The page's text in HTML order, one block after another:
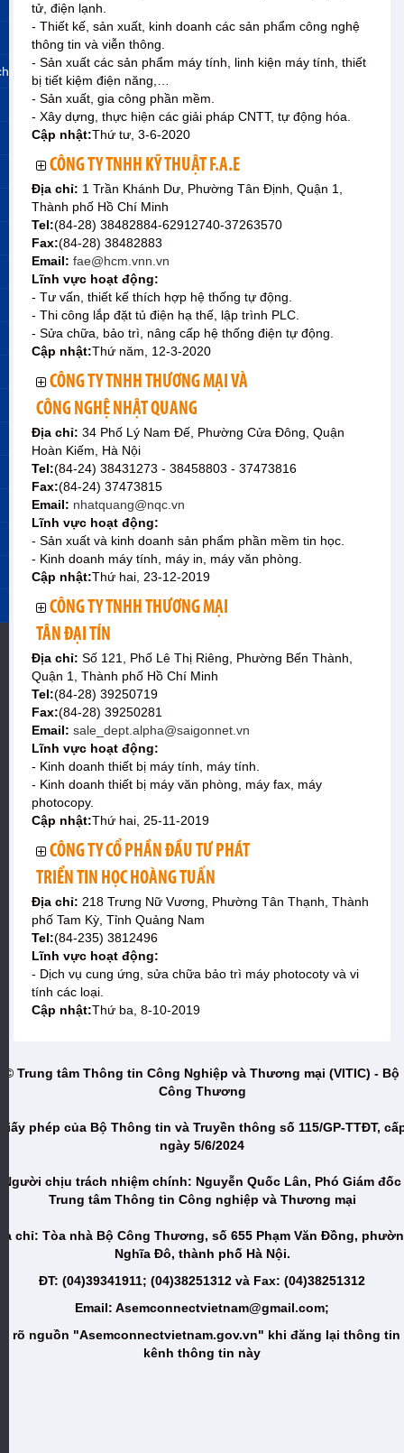
tử, điện lạnh.
- Thiết kế, sản xuất, kinh doanh các sản phẩm công nghệ
thông tin và viễn thông.
- Sản xuất các sản phẩm máy tính, linh kiện máy tính, thiết
bị tiết kiệm điện năng,…
- Sản xuất, gia công phần mềm.
- Xây dựng, thực hiện các giải pháp CNTT, tự động hóa.
Cập nhật:Thứ tư, 3-6-2020
CÔNG TY TNHH KỸ THUẬT F.A.E
Địa chỉ: 1 Trần Khánh Dư, Phường Tân Định, Quận 1,
Thành phố Hồ Chí Minh
Tel:(84-28) 38482884-62912740-37263570
Fax:(84-28) 38482883
Email: fae@hcm.vnn.vn
Lĩnh vực hoạt động:
- Tư vấn, thiết kế thích hợp hệ thống tự động.
- Thi công lắp đặt tủ điện hạ thế, lập trình PLC.
- Sửa chữa, bảo trì, nâng cấp hệ thống điện tự động.
Cập nhật:Thứ năm, 12-3-2020
CÔNG TY TNHH THƯƠNG MẠI VÀ
CÔNG NGHỆ NHẬT QUANG
Địa chỉ: 34 Phố Lý Nam Đế, Phường Cửa Đông, Quận
Hoàn Kiếm, Hà Nội
Tel:(84-24) 38431273 - 38458803 - 37473816
Fax:(84-24) 37473815
Email: nhatquang@nqc.vn
Lĩnh vực hoạt động:
- Sản xuất và kinh doanh sản phẩm phần mềm tin học.
- Kinh doanh máy tính, máy in, máy văn phòng.
Cập nhật:Thứ hai, 23-12-2019
CÔNG TY TNHH THƯƠNG MẠI
TÂN ĐẠI TÍN
Địa chỉ: Số 121, Phố Lê Thị Riêng, Phường Bến Thành,
Quận 1, Thành phố Hồ Chí Minh
Tel:(84-28) 39250719
Fax:(84-28) 39250281
Email: sale_dept.alpha@saigonnet.vn
Lĩnh vực hoạt động:
- Kinh doanh thiết bị máy tính, máy tính.
- Kinh doanh thiết bị máy văn phòng, máy fax, máy
photocopy.
Cập nhật:Thứ hai, 25-11-2019
CÔNG TY CỔ PHẦN ĐẦU TƯ PHÁT
TRIỂN TIN HỌC HOÀNG TUẤN
Địa chỉ: 218 Trưng Nữ Vương, Phường Tân Thạnh, Thành
phố Tam Kỳ, Tỉnh Quảng Nam
Tel:(84-235) 3812496
Lĩnh vực hoạt động:
- Dịch vụ cung ứng, sửa chữa bảo trì máy photocoty và vi
tính các loại.
Cập nhật:Thứ ba, 8-10-2019
© Trung tâm Thông tin Công Nghiệp và Thương mại (VITIC) - Bộ
Công Thương
phép của Bộ Thông tin và Truyền thông số 115/GP-TTĐT,
ngày 5/6/2024
Người chịu trách nhiệm chính: Nguyễn Quốc Lân, Phó Giám đốc
Trung tâm Thông tin Công nghiệp và Thương mại
chỉ: Tòa nhà Bộ Công Thương, số 655 Phạm Văn Đồng,
Nghĩa Đô, thành phố Hà Nội.
ĐT: (04)39341911; (04)38251312 và Fax: (04)38251312
Email: Asemconnectvietnam@gmail.com;
rõ nguồn "Asemconnectvietnam.gov.vn" khi đăng lại thông tin
kênh thông tin này